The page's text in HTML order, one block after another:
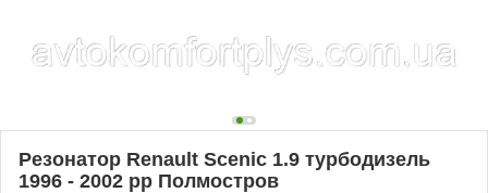
Резонатор Renault Scenic 1.9 турбодизель
1996 - 2002 рр Полмостров